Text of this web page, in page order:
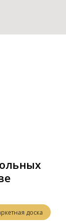
доска